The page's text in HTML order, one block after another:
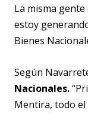
La misma
estoy
Bienes
Según
Nacionales.
Mentira, todo el